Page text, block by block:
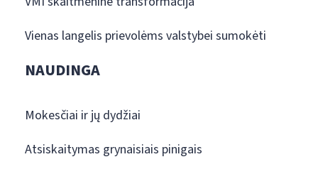
Vienas langelis prievolėms valstybei sumokėti
NAUDINGA
Mokesčiai ir jų dydžiai
Atsiskaitymas grynaisiais pinigais